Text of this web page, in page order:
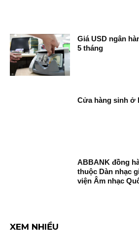
Giá USD ngân
5 tháng
Cửa hàng sinh ở
ABBANK đồng
thuộc Dàn nhạc
viện Âm nhạc
XEM NHIỀU